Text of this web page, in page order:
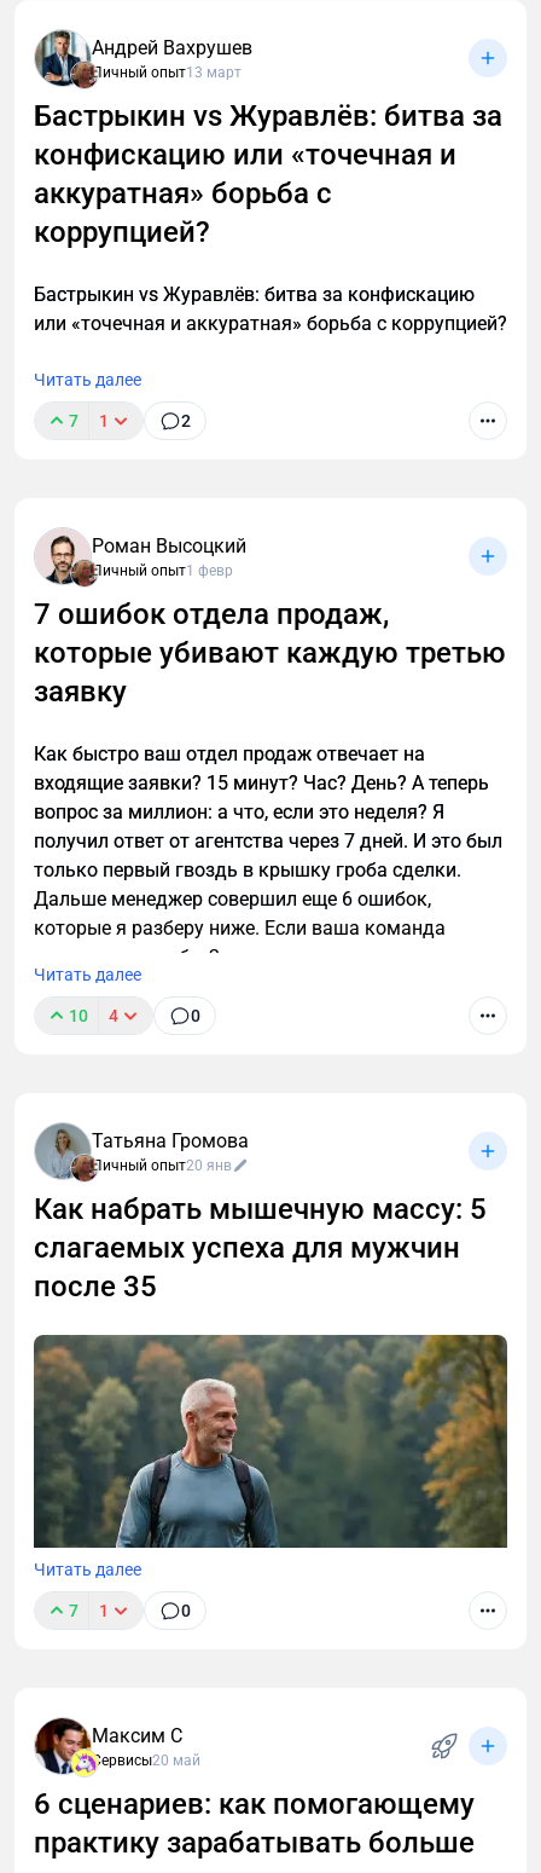
Андрей Вахрушев
Личный опыт13 март
Бастрыкин vs Журавлёв: битва за
конфискацию или «точечная и
аккуратная» борьба с
коррупцией?
Бастрыкин vs Журавлёв: битва за конфискацию
или «точечная и аккуратная» борьба с коррупцией?
Читать далее
7 1 2
Роман Высоцкий
Личный опыт1 февр
7 ошибок отдела продаж,
которые убивают каждую третью
заявку
Как быстро ваш отдел продаж отвечает на
входящие заявки? 15 минут? Час? День? А теперь
вопрос за миллион: а что, если это неделя? Я
получил ответ от агентства через 7 дней. И это был
только первый гвоздь в крышку гроба сделки.
Дальше менеджер совершил еще 6 ошибок,
которые я разберу ниже. Если ваша команда
допускает хотя бы 2 из них — вы сливаете каждую
третью заявку.
Читать далее
10 4 0
Татьяна Громова
Личный опыт20 янв
Как набрать мышечную массу: 5
слагаемых успеха для мужчин
после 35
Не получается набрать массу после 35? Узнайте 5
Читать далее
7 1 0
Максим С
Сервисы20 май
6 сценариев: как помогающему
практику зарабатывать больше